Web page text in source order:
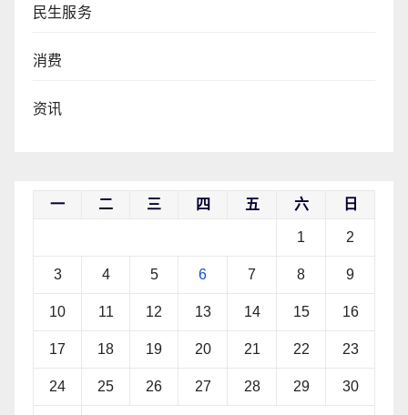
民生服务
消费
资讯
一 二 三 四 五 六 日
1 2
3 4 5 6 7 8 9
10 11 12 13 14 15 16
17 18 19 20 21 22 23
24 25 26 27 28 29 30